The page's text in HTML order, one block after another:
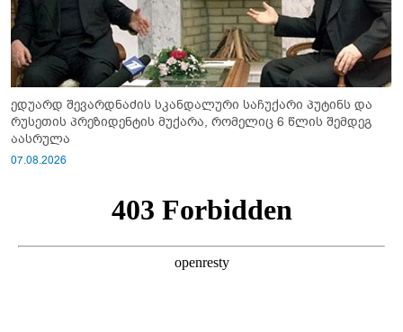
ედუარდ შევარდნაძის სკანდალური საჩუქარი პუტინს და
რუსეთის პრეზიდენტის მუქარა, რომელიც 6 წლის შემდეგ
აასრულა
07.08.2026